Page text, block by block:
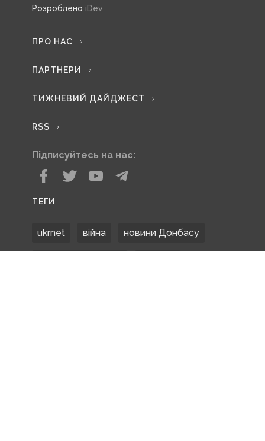
Розроблено iDev
ПРО НАС
ПАРТНЕРИ
ТИЖНЕВИЙ ДАЙДЖЕСТ
RSS
Підписуйтесь на нас:
ТЕГИ
ukrnet війна новини Донбасу